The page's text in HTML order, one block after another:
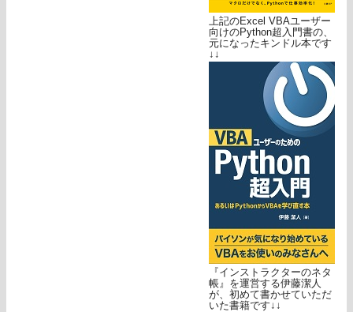
上記のExcel VBAユーザー
向けのPython超入門書の、
元になったキンドル本です
↓↓
『インストラクターのネタ
帳』を運営する伊藤潔人
が、初めて書かせていただ
いた書籍です↓↓